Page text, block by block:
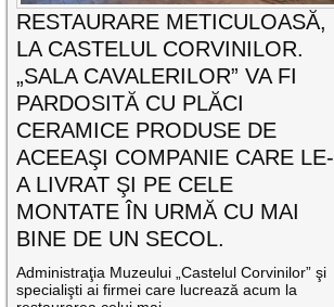
RESTAURARE METICULOASĂ,
LA CASTELUL CORVINILOR.
„SALA CAVALERILOR” VA FI
PARDOSITĂ CU PLĂCI
CERAMICE PRODUSE DE
ACEEAŞI COMPANIE CARE LE-
A LIVRAT ŞI PE CELE
MONTATE ÎN URMĂ CU MAI
BINE DE UN SECOL.
Administraţia Muzeului „Castelul Corvinilor” şi
specialişti ai firmei care lucrează acum la